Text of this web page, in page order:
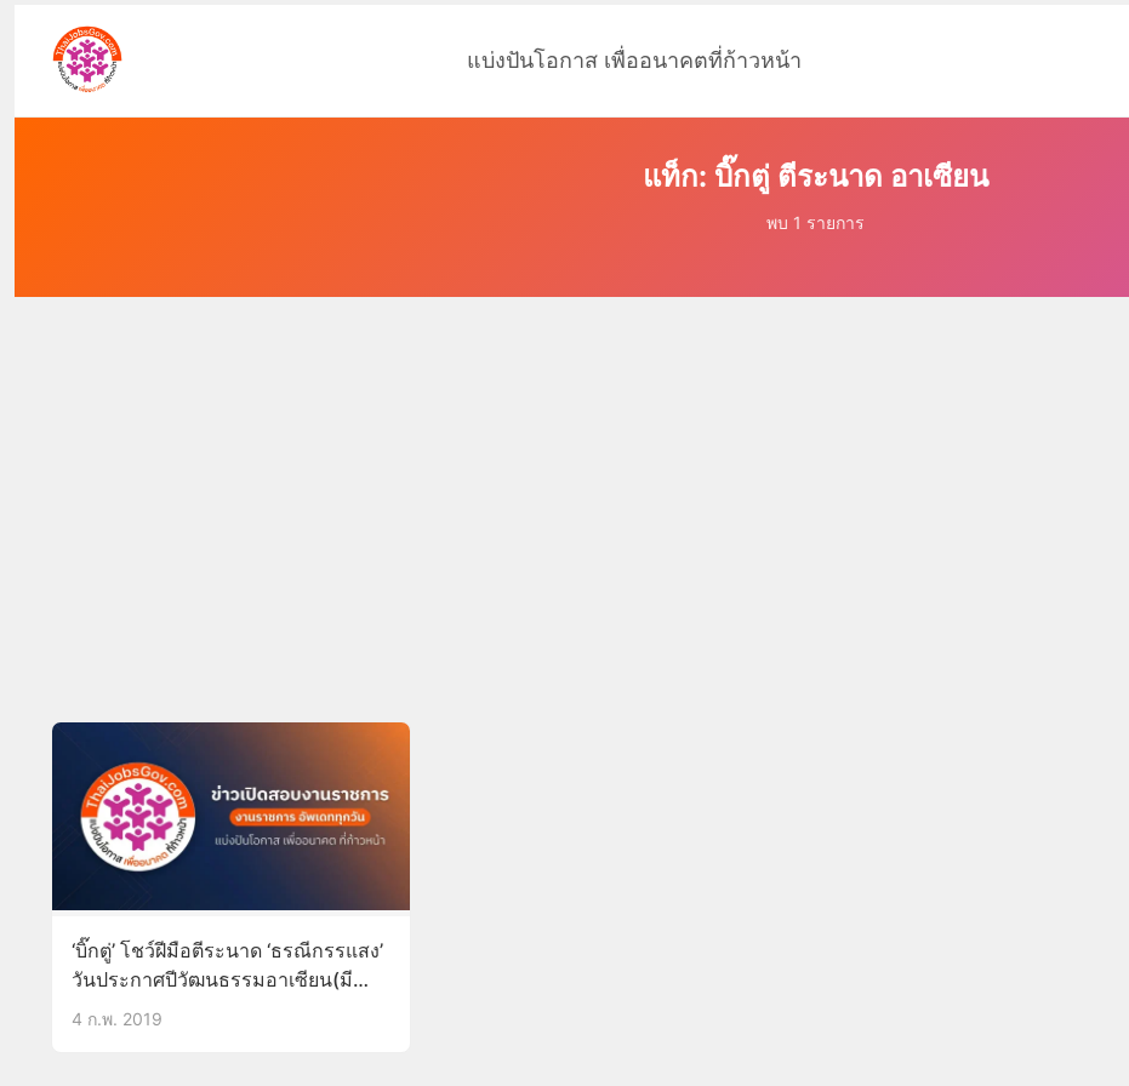
แบ่งปันโอกาส เพื่ออนาคตที่ก้าวหน้า
แท็ก: บิ๊กตู่ ตีระนาด อาเซียน
พบ 1 รายการ
‘บิ๊กตู่’ โชว์ฝีมือตีระนาด ‘ธรณีกรรแสง’
วันประกาศปีวัฒนธรรมอาเซียน(มี
คลิป)
4 ก.พ. 2019